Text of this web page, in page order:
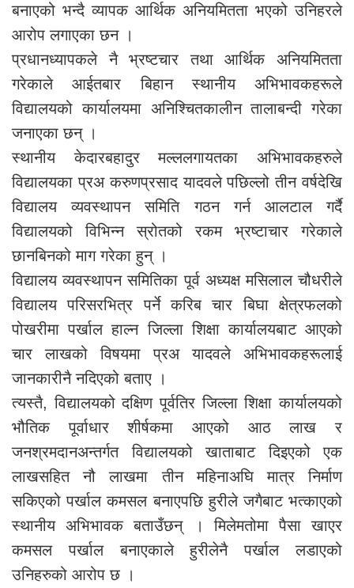
बनाएको भन्दै व्यापक आर्थिक अनियमितता भएको उनिहरले
आरोप लगाएका छन ।
प्रधानध्यापकले नै भ्रष्टचार तथा आर्थिक अनियमितता
गरेकाले आईतबार बिहान स्थानीय अभिभावकहरूले
विद्यालयको कार्यालयमा अनिश्चितकालीन तालाबन्दी गरेका
जनाएका छन् ।
स्थानीय केदारबहादुर मल्ललगायतका अभिभावकहरुले
विद्यालयका प्रअ करुणप्रसाद यादवले पछिल्लो तीन वर्षदेखि
विद्यालय व्यवस्थापन समिति गठन गर्न आलटाल गर्दै
विद्यालयको विभिन्न स्रोतको रकम भ्रष्टाचार गरेकाले
छानबिनको माग गरेका हुन् ।
विद्यालय व्यवस्थापन समितिका पूर्व अध्यक्ष मसिलाल चौधरीले
विद्यालय परिसरभित्र पर्ने करिब चार बिघा क्षेत्रफलको
पोखरीमा पर्खाल हाल्न जिल्ला शिक्षा कार्यालयबाट आएको
चार लाखको विषयमा प्रअ यादवले अभिभावकहरूलाई
जानकारीनै नदिएको बताए ।
त्यस्तै, विद्यालयको दक्षिण पूर्वतिर जिल्ला शिक्षा कार्यालयको
भौतिक पूर्वाधार शीर्षकमा आएको आठ लाख र
जनश्रमदानअन्तर्गत विद्यालयको खाताबाट दिइएको एक
लाखसहित नौ लाखमा तीन महिनाअघि मात्र निर्माण
सकिएको पर्खाल कमसल बनाएपछि हुरीले जगैबाट भत्काएको
स्थानीय अभिभावक बताउँछन् । मिलेमतोमा पैसा खाएर
कमसल पर्खाल बनाएकाले हुरीलेनै पर्खाल लडाएको
उनिहरुको आरोप छ ।